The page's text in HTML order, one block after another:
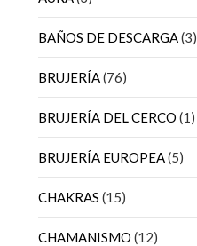
BAÑOS DE DESCARGA(3)
BRUJERÍA(76)
BRUJERÍA DEL CERCO (1)
BRUJERÍA EUROPEA(5)
CHAKRAS (15)
CHAMANISMO (12)